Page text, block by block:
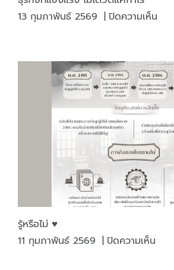
13 กุมภาพันธ์ 2569 | ปิดความเห็นบน
แข็ง
แรง
ไม่
แค่
กำไร
รู้หรือไม่ ♥️
11 กุมภาพันธ์ 2569 | ปิดความเห็นบน